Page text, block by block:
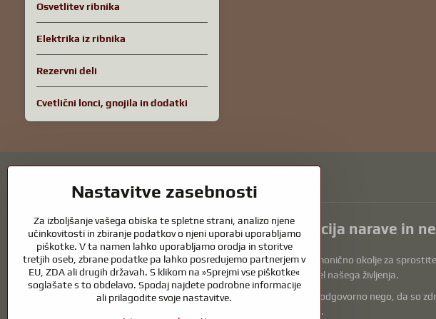
Osvetlitev ribnika
Elektrika iz ribnika
Rezervni deli
Cvetlični lonci, gnojila in dodatki
Vrtni ribniki in oprema za konje – kombinacija narave in
Vrtni ribniki so čudovit dodatek k vsaki zunanjosti in ustvarjajo harmonično okolje za
zdrav ribnik skozi vse leto. Enako pomembna je skrb za živali, ki so del našega življenja.
Konji potrebujejo kakovostno jahalno opremo, pravilno prehrano in odgovorno nego, da so
ki podpira naravno ravnovesje, varnost in dobro počutje živali in ljudi.
Nastavitve zasebnosti
Za izboljšanje vašega obiska te spletne strani, analizo njene
učinkovitosti in zbiranje podatkov o njeni uporabi uporabljamo
piškotke. V ta namen lahko uporabljamo orodja in storitve
tretjih oseb, zbrane podatke pa lahko posredujemo partnerjem v
EU, ZDA ali drugih državah. S klikom na »Sprejmi vse piškotke«
soglašate s to obdelavo. Spodaj najdete podrobne informacije
ali prilagodite svoje nastavitve.